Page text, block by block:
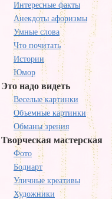
Интересные факты
Анекдоты афоризмы
Умные слова
Что почитать
Истории
Юмор
Это надо видеть
Веселые картинки
Объемные картинки
Обманы зрения
Творческая мастерская
Фото
Бодиарт
Уличные креативы
Художники